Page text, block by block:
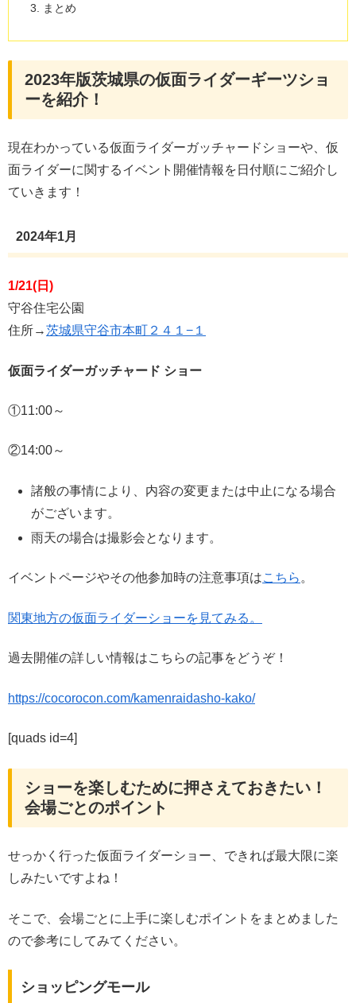
まとめ
2023年版茨城県の仮面ライダーギーツショ
ーを紹介！
現在わかっている仮面ライダーガッチャードショーや、仮
面ライダーに関するイベント開催情報を日付順にご紹介し
ていきます！
2024年1月
1/21(日)
守谷住宅公園
住所→茨城県守谷市本町２４１−１
仮面ライダーガッチャード ショー
①11:00～
②14:00～
諸般の事情により、内容の変更または中止になる場合
がございます。
雨天の場合は撮影会となります。
イベントページやその他参加時の注意事項はこちら 。
関東地方の仮面ライダーショーを見てみる。
過去開催の詳しい情報はこちらの記事をどうぞ！
https://cocorocon.com/kamenraidasho-kako/
[quads id=4]
ショーを楽しむために押さえておきたい！
会場ごとのポイント
せっかく行った仮面ライダーショー、できれば最大限に楽
しみたいですよね！
そこで、会場ごとに上手に楽しむポイントをまとめました
ので参考にしてみてください。
ショッピングモール